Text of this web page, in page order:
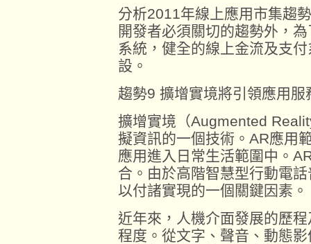
分析2011年線上應用市集趨
開發者必須關切的趨勢外，
系統，健全的線上金流及支
設。
趨勢9 擴增實境將引領應用服
擴增實境（Augmented
擬資訊的一個技術。AR應用
應用進入日常生活範圍中。
合。由於高階智慧型行動電
以付諸實現的一個關鍵因素。
近年來，人機介面發展的歷
程度。從文字、聲音、動態